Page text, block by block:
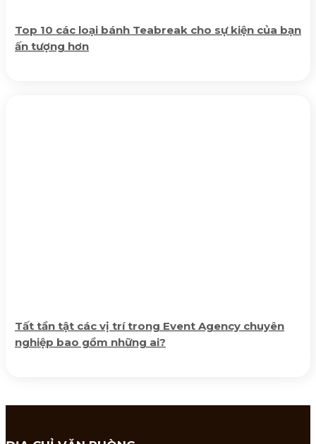
Top 10 các loại bánh Teabreak cho sự kiện của bạn
ấn tượng hơn
Tất tần tật các vị trí trong Event Agency chuyên
nghiệp bao gồm những ai?